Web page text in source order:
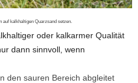
kalkhaltigen Quarzsand setzen.
oder kalkarmer Qualität
dann sinnvoll, wenn
den sauren Bereich abgleitet